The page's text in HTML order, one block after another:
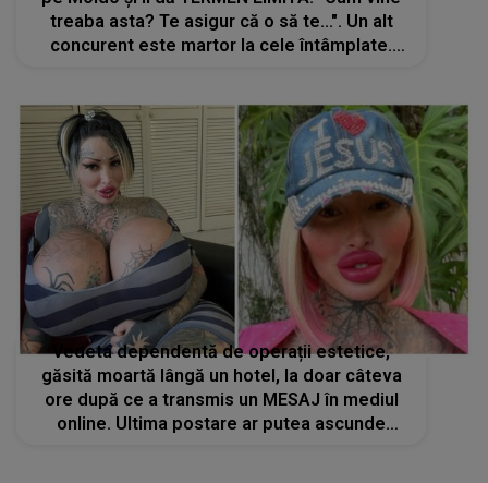
treaba asta? Te asigur că o să te...". Un alt
concurent este martor la cele întâmplate.
Vedeta dependentă de operații estetice,
găsită moartă lângă un hotel, la doar câteva
ore după ce a transmis un MESAJ în mediul
online. Ultima postare ar putea ascunde